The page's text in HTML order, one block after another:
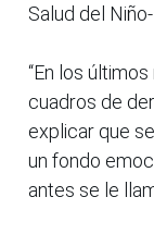
Salud del Niño-
“En los
cuadros de
explicar que
un fondo
antes se le